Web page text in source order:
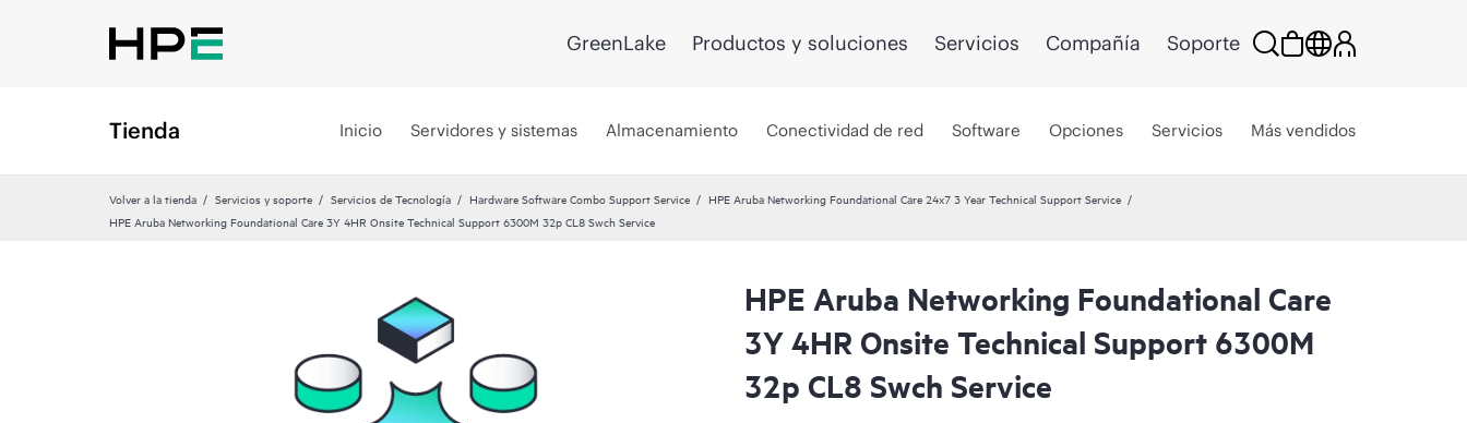
GreenLake Productos y soluciones Servicios Compañía Soporte
Tienda Inicio Servidores y sistemas Almacenamiento Conectividad de red Software Opciones Servicios Más vendidos
Volver a la tienda Servicios y soporte Servicios de Tecnología Hardware Software Combo Support Service
HPE Aruba Networking Foundational Care 24x7 3 Year Technical Support Service
HPE Aruba Networking Foundational Care 3Y 4HR Onsite Technical Support 6300M 32p CL8 Swch Service
HPE Aruba Networking Foundational Care
3Y 4HR Onsite Technical Support 6300M
32p CL8 Swch Service